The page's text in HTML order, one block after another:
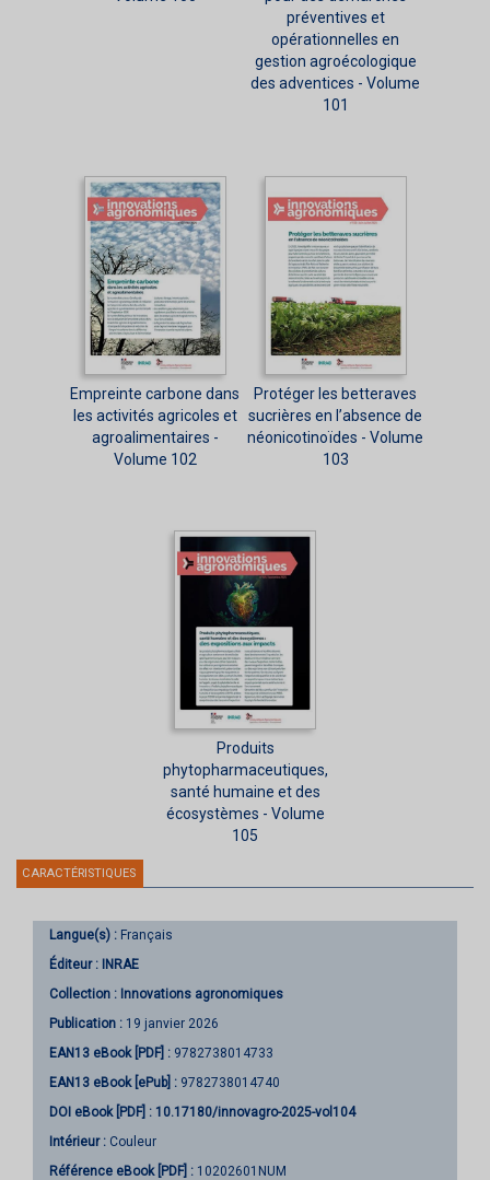
préventives et
opérationnelles en
gestion agroécologique
des adventices - Volume
101
Empreinte carbone dans
les activités agricoles et
agroalimentaires -
Volume 102
Protéger les betteraves
sucrières en l’absence de
néonicotinoïdes - Volume
103
Produits
phytopharmaceutiques,
santé humaine et des
écosystèmes - Volume
105
CARACTÉRISTIQUES
Langue(s) : Français
Éditeur : INRAE
Collection : Innovations agronomiques
Publication : 19 janvier 2026
EAN13 eBook [PDF] : 9782738014733
EAN13 eBook [ePub] : 9782738014740
DOI eBook [PDF] : 10.17180/innovagro-2025-vol104
Intérieur : Couleur
Référence eBook [PDF] : 10202601NUM